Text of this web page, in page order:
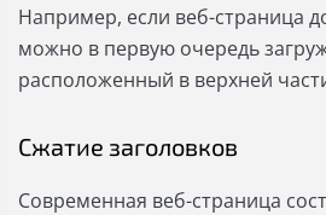
Например, если веб-страница
можно в первую очередь
расположенный в верхней
Сжатие заголовков
Современная веб-страница